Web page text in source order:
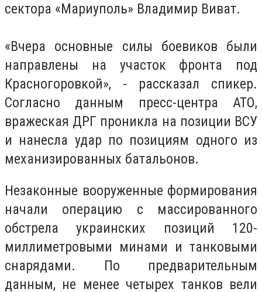
сектора «Мариуполь» Владимир Виват.
«Вчера основные силы боевиков были
направлены на участок фронта под
Красногоровкой», - рассказал спикер.
Согласно данным пресс-центра АТО,
вражеская ДРГ проникла на позиции ВСУ
и нанесла удар по позициям одного из
механизированных батальонов.
Незаконные вооруженные формирования
начали операцию с массированного
обстрела украинских позиций 120-
миллиметровыми минами и танковыми
снарядами. По предварительным
данным, не менее четырех танков вели